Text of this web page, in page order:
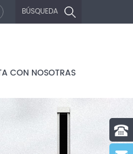
BÚSQUEDA
CON NOSOTRAS